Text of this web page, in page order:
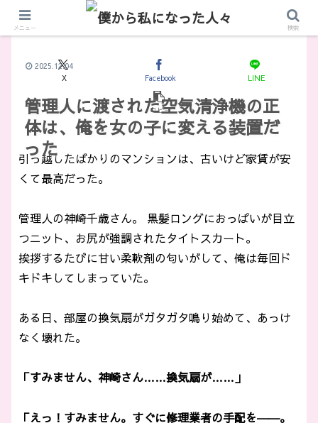
管理人に渡された空気清浄機の正
体は、俺を女の子に変える装置だ
った
X Facebook LINE
コピー
2025.12.04
引っ越したばかりのマンションは、古いけど家賃が安
くて最高だった。
管理人の神崎千歳さん。 黒髪ロングにおっぱいが目立
つニット、お尻が強調されたタイトスカート。
挨拶するたびに甘い柔軟剤の匂いがして、俺は毎回ド
キドキしてしまっていた。
ある日、部屋の換気扇がガタガタ鳴り始めて、あっけ
なく壊れた。
「すみません、神崎さん……換気扇が……」
「えっ！すみません。すぐに修理業者の手配を――。
メニュー 検索